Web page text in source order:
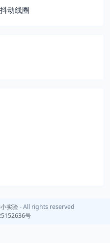
动线圈
实验- All rights reserved
号